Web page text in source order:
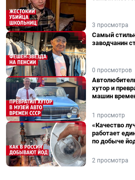
3 просмотра
Самый
заводчанин
0 просмотров
хутор и
машин
1 просмотр
«Качество
работает
по добыче
2 просмотра